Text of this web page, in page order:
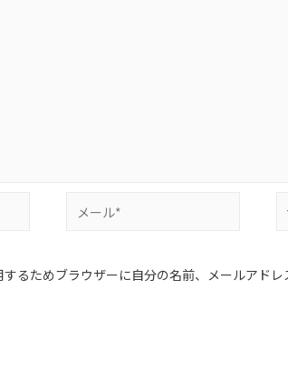
るためブラウザーに自分の名前、メールアドレ